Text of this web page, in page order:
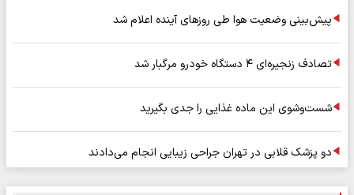
پیش‌بینی وضعیت هوا طی روزهای آینده اعلام شد
تصادف زنجیره‌ای ۴ دستگاه خودرو مرگبار شد
شست‌وشوی این ماده غذایی را جدی بگیرید
دو پزشک قلابی در تهران جراحی زیبایی انجام می‌دادند